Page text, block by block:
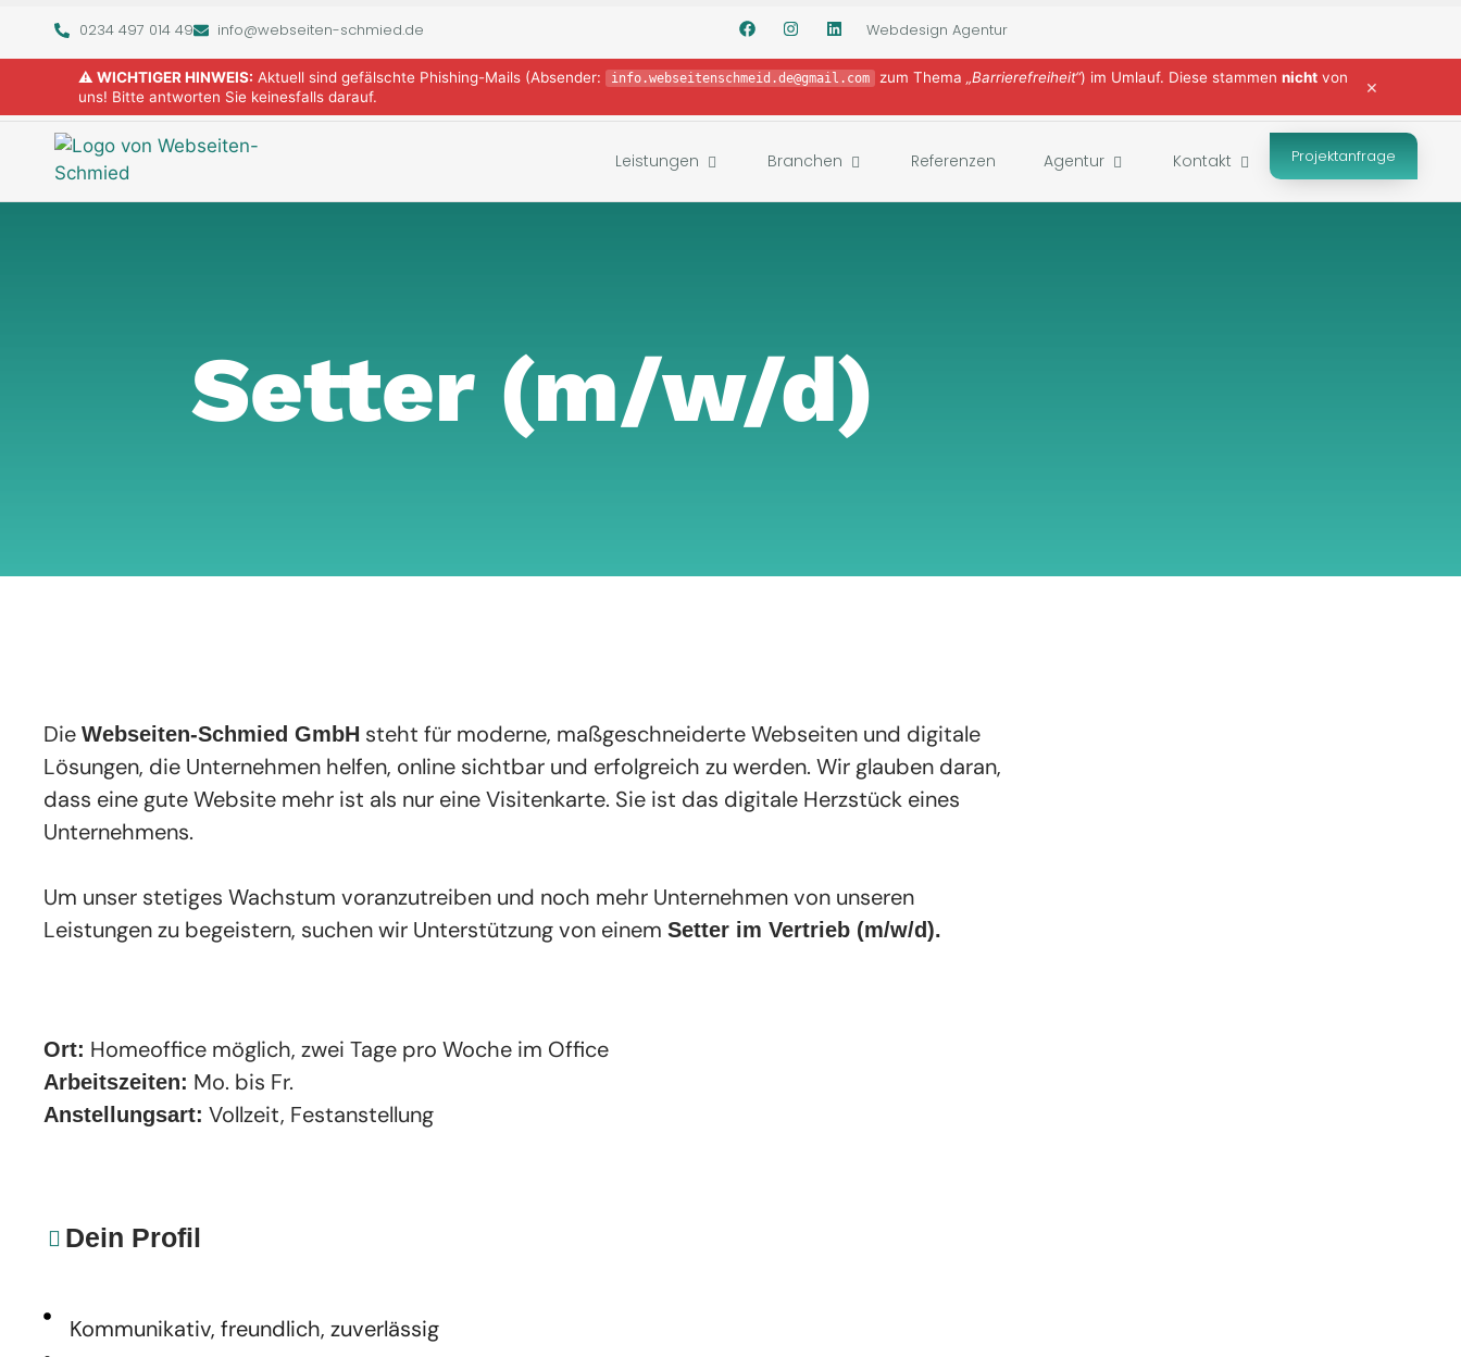
0234 497 014 49 info@webseiten-schmied.de Webdesign Agentur
⚠️ WICHTIGER HINWEIS: Aktuell sind gefälschte Phishing-Mails (Absender: info.webseitenschmeid.de@gmail.com zum Thema „Barrierefreiheit“) im Umlauf. Diese stammen nicht von
uns! Bitte antworten Sie keinesfalls darauf.
×
Leistungen Branchen Referenzen Agentur Kontakt Projektanfrage
Setter (m/w/d)
Die Webseiten-Schmied GmbH steht für moderne, maßgeschneiderte Webseiten und digitale
Lösungen, die Unternehmen helfen, online sichtbar und erfolgreich zu werden. Wir glauben daran,
dass eine gute Website mehr ist als nur eine Visitenkarte. Sie ist das digitale Herzstück eines
Unternehmens.
Um unser stetiges Wachstum voranzutreiben und noch mehr Unternehmen von unseren
Leistungen zu begeistern, suchen wir Unterstützung von einem Setter im Vertrieb (m/w/d).
Ort: Homeoffice möglich, zwei Tage pro Woche im Office
Arbeitszeiten: Mo. bis Fr.
Anstellungsart: Vollzeit, Festanstellung
Dein Profil
Kommunikativ, freundlich, zuverlässig